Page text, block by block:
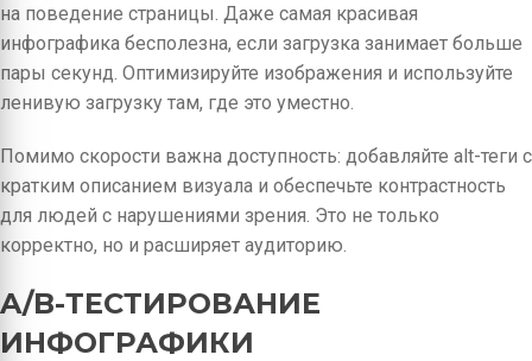
на поведение страницы. Даже самая красивая
инфографика бесполезна, если загрузка занимает больше
пары секунд. Оптимизируйте изображения и используйте
ленивую загрузку там, где это уместно.
Помимо скорости важна доступность: добавляйте alt-теги с
кратким описанием визуала и обеспечьте контрастность
для людей с нарушениями зрения. Это не только
корректно, но и расширяет аудиторию.
A/B-ТЕСТИРОВАНИЕ
ИНФОГРАФИКИ